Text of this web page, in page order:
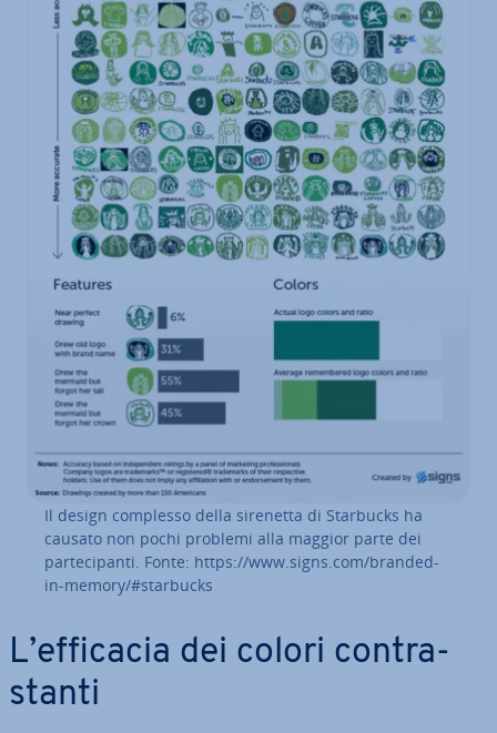
Il design complesso della sirenetta di Starbucks ha
causato non pochi problemi alla maggior parte dei
par­te­ci­pan­ti. Fonte: https://www.signs.com/branded-
in-memory/#starbucks
L’efficacia dei colori con­tra­
stan­ti